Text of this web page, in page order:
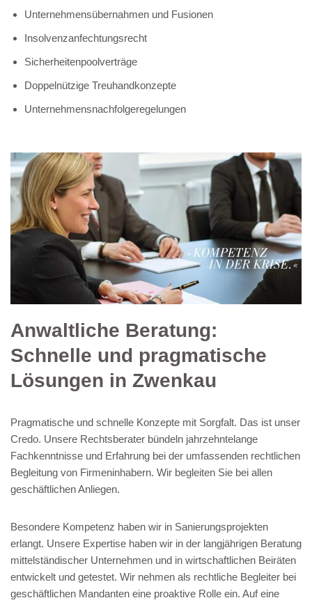
Unternehmensübernahmen und Fusionen
Insolvenzanfechtungsrecht
Sicherheitenpoolverträge
Doppelnützige Treuhandkonzepte
Unternehmensnachfolgeregelungen
Anwaltliche Beratung:
Schnelle und pragmatische
Lösungen in Zwenkau
Pragmatische und schnelle Konzepte mit Sorgfalt. Das ist unser
Credo. Unsere Rechtsberater bündeln jahrzehntelange
Fachkenntnisse und Erfahrung bei der umfassenden rechtlichen
Begleitung von Firmeninhabern. Wir begleiten Sie bei allen
geschäftlichen Anliegen.
Besondere Kompetenz haben wir in Sanierungsprojekten
erlangt. Unsere Expertise haben wir in der langjährigen Beratung
mittelständischer Unternehmen und in wirtschaftlichen Beiräten
entwickelt und getestet. Wir nehmen als rechtliche Begleiter bei
geschäftlichen Mandanten eine proaktive Rolle ein. Auf eine